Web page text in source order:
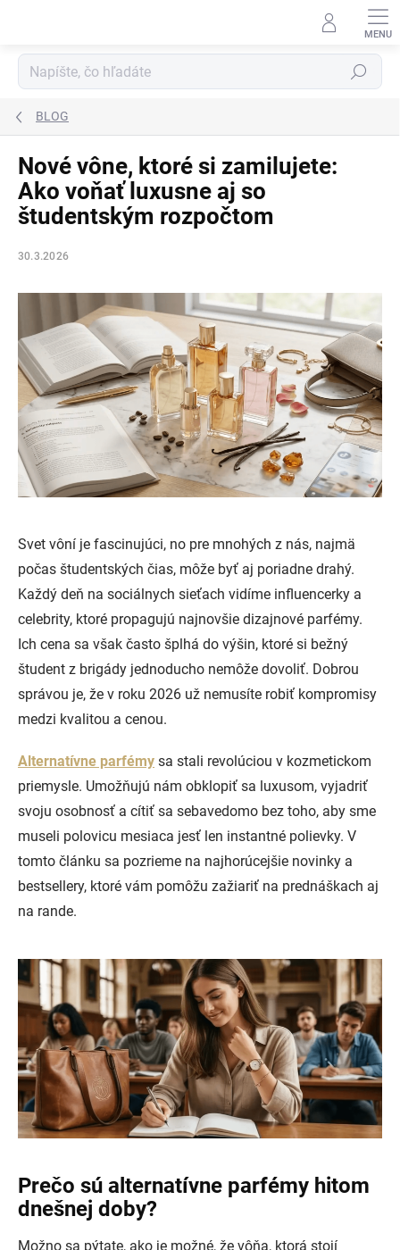
Hľadať
BLOG
Nové vône, ktoré si zamilujete:
Ako voňať luxusne aj so
študentským rozpočtom
30.3.2026
Svet vôní je fascinujúci, no pre mnohých z nás, najmä
počas študentských čias, môže byť aj poriadne drahý.
Každý deň na sociálnych sieťach vidíme influencerky a
celebrity, ktoré propagujú najnovšie dizajnové parfémy.
Ich cena sa však často šplhá do výšin, ktoré si bežný
študent z brigády jednoducho nemôže dovoliť. Dobrou
správou je, že v roku 2026 už nemusíte robiť kompromisy
medzi kvalitou a cenou.
Alternatívne parfémy sa stali revolúciou v kozmetickom
priemysle. Umožňujú nám obklopiť sa luxusom, vyjadriť
svoju osobnosť a cítiť sa sebavedomo bez toho, aby sme
museli polovicu mesiaca jesť len instantné polievky. V
tomto článku sa pozrieme na najhorúcejšie novinky a
bestsellery, ktoré vám pomôžu zažiariť na prednáškach aj
na rande.
Prečo sú alternatívne parfémy hitom
dnešnej doby?
Možno sa pýtate, ako je možné, že vôňa, ktorá stojí